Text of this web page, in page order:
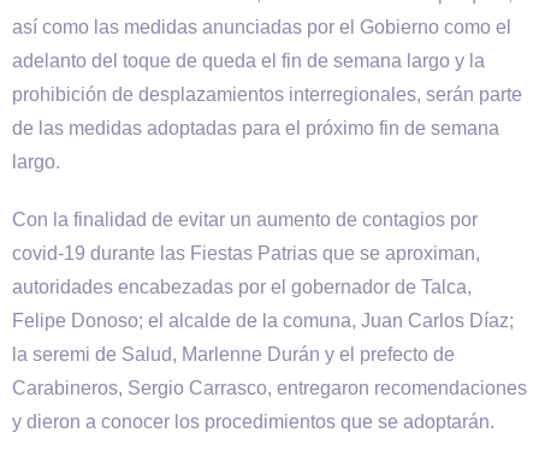
así como las medidas anunciadas por el Gobierno como el
adelanto del toque de queda el fin de semana largo y la
prohibición de desplazamientos interregionales, serán parte
de las medidas adoptadas para el próximo fin de semana
largo.
Con la finalidad de evitar un aumento de contagios por
covid-19 durante las Fiestas Patrias que se aproximan,
autoridades encabezadas por el gobernador de Talca,
Felipe Donoso; el alcalde de la comuna, Juan Carlos Díaz;
la seremi de Salud, Marlenne Durán y el prefecto de
Carabineros, Sergio Carrasco, entregaron recomendaciones
y dieron a conocer los procedimientos que se adoptarán.